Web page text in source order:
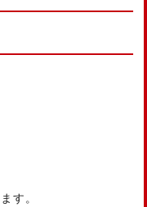
す。